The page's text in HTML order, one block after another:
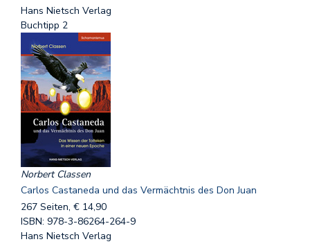
Hans Nietsch Verlag
Buchtipp 2
Norbert Classen
Carlos Castaneda und das Vermächtnis des Don Juan
267 Seiten, € 14,90
ISBN: 978-3-86264-264-9
Hans Nietsch Verlag